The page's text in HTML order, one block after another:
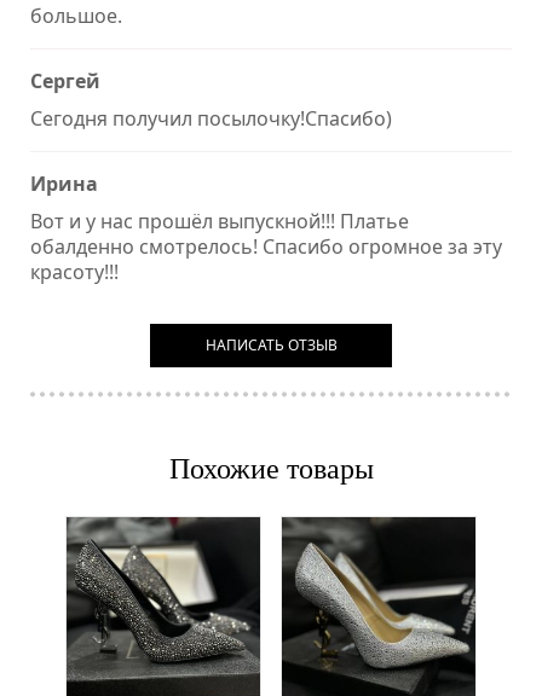
большое.
Сергей
Сегодня получил посылочку!Спасибо)
Ирина
Вот и у нас прошёл выпускной!!! Платье
обалденно смотрелось! Спасибо огромное за эту
красоту!!!
НАПИСАТЬ ОТЗЫВ
Похожие товары